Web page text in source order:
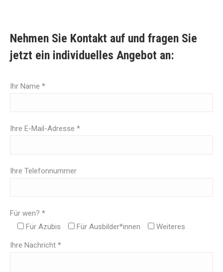
Nehmen Sie Kontakt auf und fragen Sie
jetzt ein individuelles Angebot an:
Ihr Name *
Ihre E-Mail-Adresse *
Ihre Telefonnummer
Für wen? *
Für Azubis
Für Ausbilder*innen Weiteres
Ihre Nachricht *